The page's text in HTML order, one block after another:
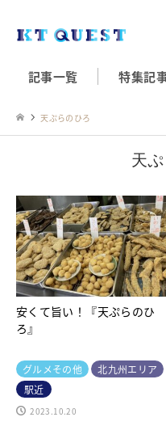
記事一覧 特集記
天ぷらのひろ
天
安くて旨い！『天ぷらのひ
ろ』
グルメその他
北九州エリア
駅近
2023.10.20